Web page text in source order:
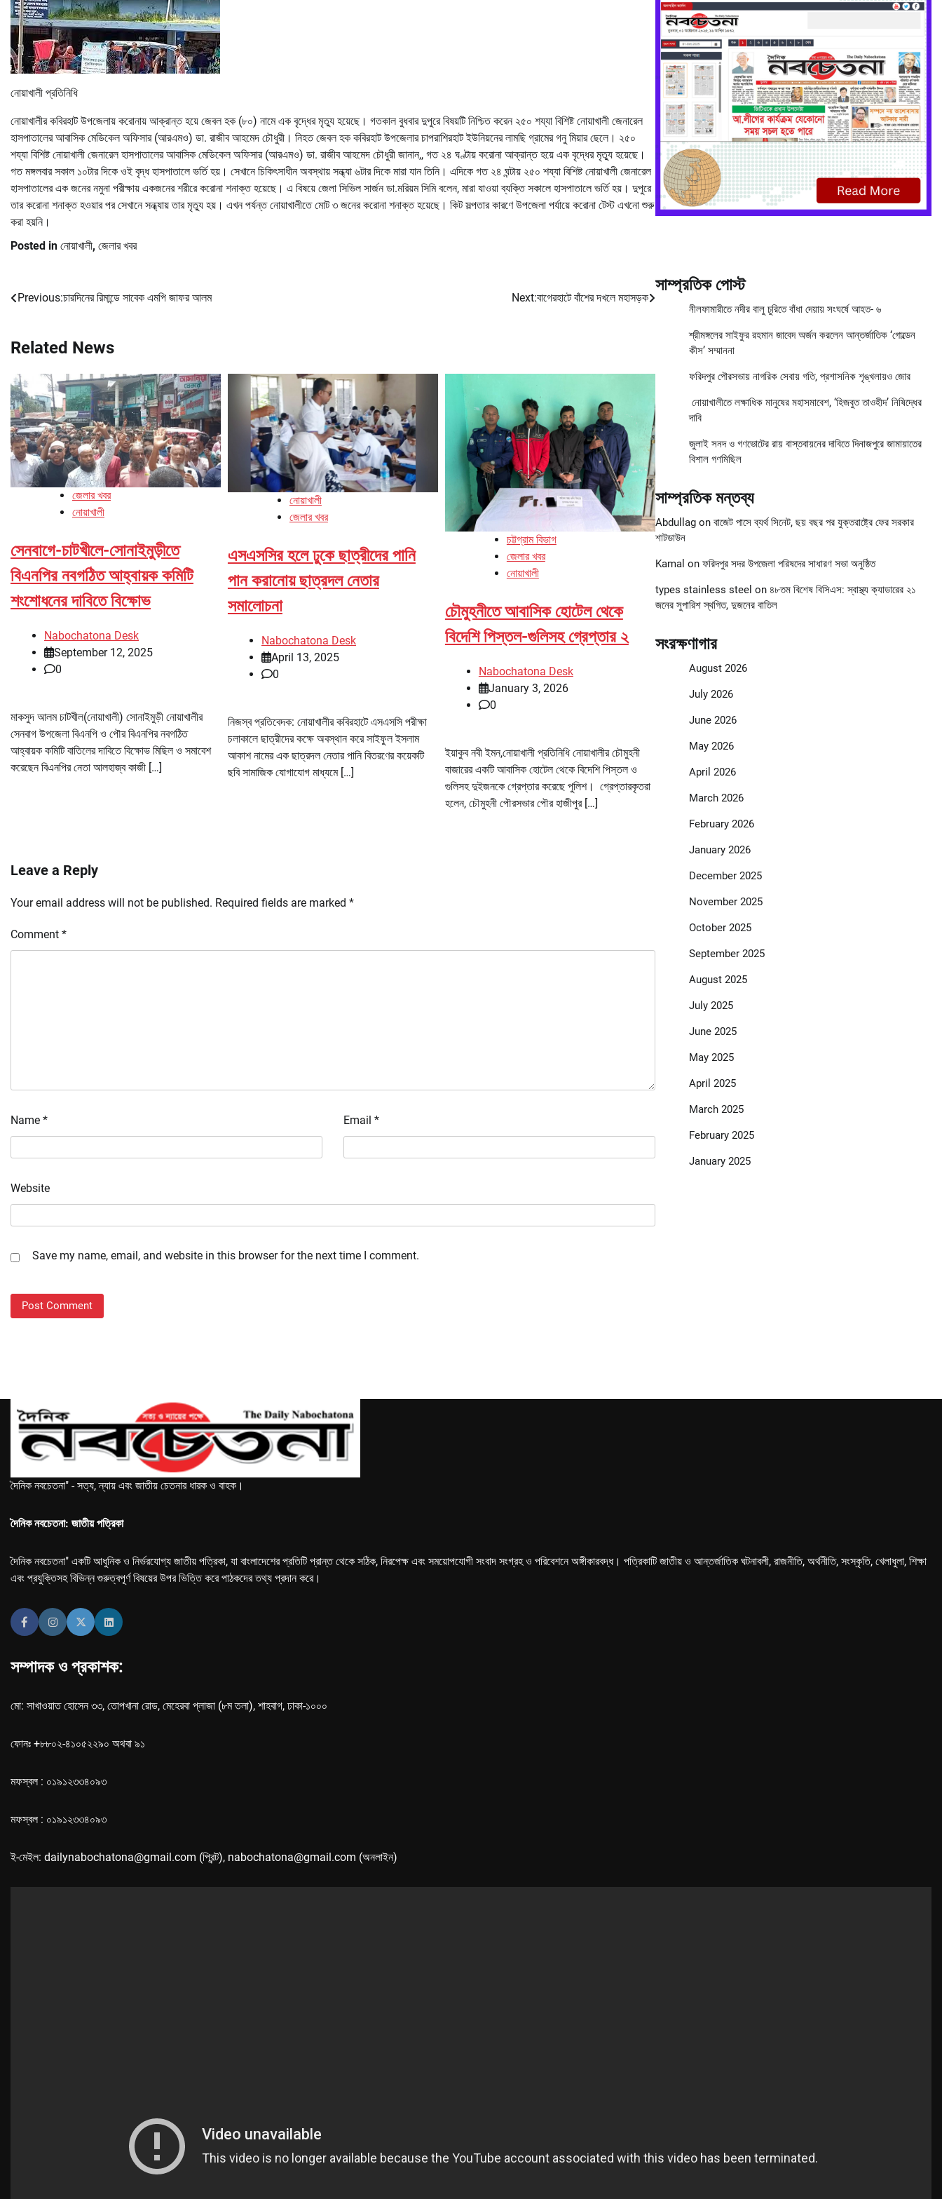
নোয়াখালী প্রতিনিধি
নোয়াখালীর কবিরহাট উপজেলায় করোনায় আক্রান্ত হয়ে জেবল হক (৮০) নামে এক বৃদ্ধের মৃত্যু হয়েছে। গতকাল বুধবার দুপুরে বিষয়টি নিশ্চিত করেন ২৫০ শয্যা বিশিষ্ট নোয়াখালী জেনারেল
হাসপাতালের আবাসিক মেডিকেল অফিসার (আরএমও) ডা. রাজীব আহমেদ চৌধুরী। নিহত জেবল হক কবিরহাট উপজেলার চাপরাশিরহাট ইউনিয়নের লামছি গ্রামের গনু মিয়ার ছেলে। ২৫০
শয্যা বিশিষ্ট নোয়াখালী জেনারেল হাসপাতালের আবাসিক মেডিকেল অফিসার (আরএমও) ডা. রাজীব আহমেদ চৌধুরী জানান,, গত ২৪ ঘণ্টায় করোনা আক্রান্ত হয়ে এক বৃদ্ধের মৃত্যু হয়েছে।
গত মঙ্গলবার সকাল ১০টার দিকে ওই বৃদ্ধ হাসপাতালে ভর্তি হয়। সেখানে চিকিৎসাধীন অবস্থায় সন্ধ্যা ৬টার দিকে মারা যান তিনি। এদিকে গত ২৪ ঘন্টায় ২৫০ শয্যা বিশিষ্ট নোয়াখালী জেনারেল
হাসপাতালের এক জনের নমুনা পরীক্ষায় একজনের শরীরে করোনা শনাক্ত হয়েছে। এ বিষয়ে জেলা সিভিল সার্জন ডা.মরিয়ম সিমি বলেন, মারা যাওয়া ব্যক্তি সকালে হাসপাতালে ভর্তি হয়। দুপুরে
তার করোনা শনাক্ত হওয়ার পর সেখানে সন্ধ্যায় তার মৃত্যু হয়। এখন পর্যন্ত নোয়াখালীতে মোট ৩ জনের করোনা শনাক্ত হয়েছে। কিট সল্পতার কারণে উপজেলা পর্যায়ে করোনা টেস্ট এখনো শুরু
করা হয়নি।
Posted in নোয়াখালী, জেলার খবর
Post
Previous:চারদিনের রিমান্ডে সাবেক এমপি জাফর আলম Next:বাগেরহাটে বাঁশের দখলে মহাসড়ক
Related News
জেলার খবর
নোয়াখালী
সেনবাগে-চাটখীলে-সোনাইমুড়ীতে
বিএনপির নবগঠিত আহ্বায়ক কমিটি
শংশোধনের দাবিতে বিক্ষোভ
Nabochatona Desk
September 12, 2025
0
মাকসুদ আলম চাটখীল(নোয়াখালী) সোনাইমুড়ী নোয়াখালীর
সেনবাগ উপজেলা বিএনপি ও পৌর বিএনপির নবগঠিত
আহ্বায়ক কমিটি বাতিলের দাবিতে বিক্ষোভ মিছিল ও সমাবেশ
করেছেন বিএনপির নেতা আলহাজ্ব কাজী […]
নোয়াখালী
জেলার খবর
এসএসসির হলে ঢুকে ছাত্রীদের পানি
পান করানোয় ছাত্রদল নেতার
সমালোচনা
Nabochatona Desk
April 13, 2025
0
নিজস্ব প্রতিবেদক: নোয়াখালীর কবিরহাটে এসএসসি পরীক্ষা
চলাকালে ছাত্রীদের কক্ষে অবস্থান করে সাইফুল ইসলাম
আকাশ নামের এক ছাত্রদল নেতার পানি বিতরণের কয়েকটি
ছবি সামাজিক যোগাযোগ মাধ্যমে […]
চট্টগ্রাম বিভাগ
জেলার খবর
নোয়াখালী
চৌমুহনীতে আবাসিক হোটেল থেকে
বিদেশি পিস্তল-গুলিসহ গ্রেপ্তার ২
Nabochatona Desk
January 3, 2026
0
ইয়াকুব নবী ইমন,নোয়াখালী প্রতিনিধি নোয়াখালীর চৌমুহনী
বাজারের একটি আবাসিক হোটেল থেকে বিদেশি পিস্তল ও
গুলিসহ দুইজনকে গ্রেপ্তার করেছে পুলিশ। গ্রেপ্তারকৃতরা
হলেন, চৌমুহনী পৌরসভার পৌর হাজীপুর […]
Leave a Reply
Your email address will not be published. Required fields are marked *
Comment *
Name * Email *
Website
Save my name, email, and website in this browser for the next time I comment.
সাম্প্রতিক পোস্ট
নীলফামারীতে নদীর বালু চুরিতে বাঁধা দেয়ায় সংঘর্ষে আহত- ৬
শ্রীমঙ্গলের সাইফুর রহমান জাবেদ অর্জন করলেন আন্তর্জাতিক ‘গোল্ডেন
কীস’ সম্মাননা
ফরিদপুর পৌরসভায় নাগরিক সেবায় গতি, প্রশাসনিক শৃঙ্খলায়ও জোর
নোয়াখালীতে লক্ষাধিক মানুষের মহাসমাবেশ, ‘হিজবুত তাওহীদ’ নিষিদ্ধের
দাবি
জুলাই সনদ ও গণভোটের রায় বাস্তবায়নের দাবিতে দিনাজপুরে জামায়াতের
বিশাল গণমিছিল
সাম্প্রতিক মন্তব্য
Abdullagon বাজেট পাসে ব্যর্থ সিনেট, ছয় বছর পর যুক্তরাষ্ট্রে ফের সরকার
শাটডাউন
Kamal on ফরিদপুর সদর উপজেলা পরিষদের সাধারণ সভা অনুষ্ঠিত
types stainless steel on ৪৮তম বিশেষ বিসিএস: স্বাস্থ্য ক্যাডারের ২১
জনের সুপারিশ স্থগিত, দুজনের বাতিল
সংরক্ষণাগার
August 2026
July 2026
June 2026
May 2026
April 2026
March 2026
February 2026
January 2026
December 2025
November 2025
October 2025
September 2025
August 2025
July 2025
June 2025
May 2025
April 2025
March 2025
February 2025
January 2025
দৈনিক নবচেতনা" - সত্য, ন্যায় এবং জাতীয় চেতনার ধারক ও বাহক।
দৈনিক নবচেতনা: জাতীয় পত্রিকা
দৈনিক নবচেতনা" একটি আধুনিক ও নির্ভরযোগ্য জাতীয় পত্রিকা, যা বাংলাদেশের প্রতিটি প্রান্ত থেকে সঠিক, নিরপেক্ষ এবং সময়োপযোগী সংবাদ সংগ্রহ ও পরিবেশনে অঙ্গীকারবদ্ধ। পত্রিকাটি জাতীয় ও আন্তর্জাতিক ঘটনাবলী, রাজনীতি, অর্থনীতি, সংস্কৃতি, খেলাধুলা, শিক্ষা
এবং প্রযুক্তিসহ বিভিন্ন গুরুত্বপূর্ণ বিষয়ের উপর ভিত্তি করে পাঠকদের তথ্য প্রদান করে।
সম্পাদক ও প্রকাশক:
মো: সাখাওয়াত হোসেন ৩৩, তোপখানা রোড, মেহেরবা প্লাজা (৮ম তলা), শাহবাগ, ঢাকা-১০০০
ফোনঃ +৮৮০২-৪১০৫২২৯০ অথবা ৯১
মফস্বল : ০১৯১২৩৩৪০৯৩
মফস্বল : ০১৯১২৩৩৪০৯৩
ই-মেইল: dailynabochatona@gmail.com (প্রিন্ট), nabochatona@gmail.com (অনলাইন)